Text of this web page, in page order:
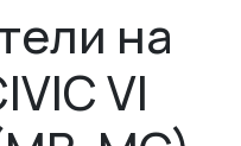
на
VI